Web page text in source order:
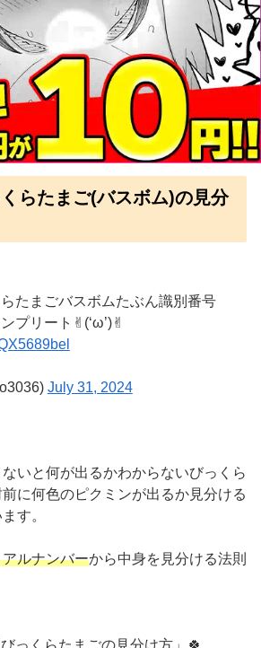
らたまご(バスボム)の見分
たまごバスボムたぶん識別番号
プリート✌︎(‘ω’)✌︎
July 31, 2024
いと何が出るかわからないびっくら
に何色のピクミンが出るか見分ける
す。
ルナンバーから中身を見分ける法則
っくらたまごの見分け方」🍀